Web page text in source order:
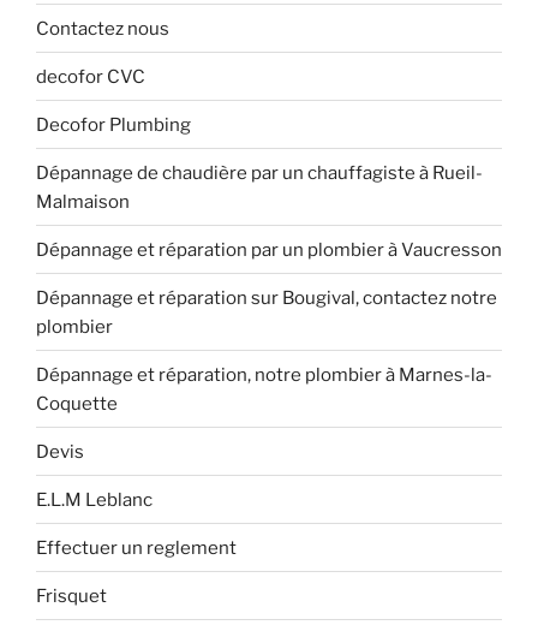
Contactez nous
decofor CVC
Decofor Plumbing
Dépannage de chaudière par un chauffagiste à Rueil-
Malmaison
Dépannage et réparation par un plombier à Vaucresson
Dépannage et réparation sur Bougival, contactez notre
plombier
Dépannage et réparation, notre plombier à Marnes-la-
Coquette
Devis
E.L.M Leblanc
Effectuer un reglement
Frisquet